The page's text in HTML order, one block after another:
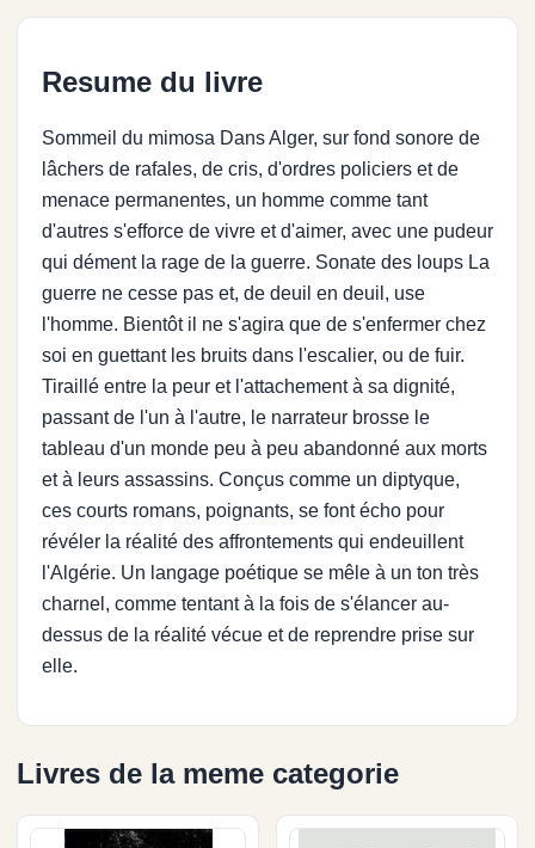
Resume du livre
Sommeil du mimosa Dans Alger, sur fond sonore de
lâchers de rafales, de cris, d'ordres policiers et de
menace permanentes, un homme comme tant
d'autres s'efforce de vivre et d'aimer, avec une pudeur
qui dément la rage de la guerre. Sonate des loups La
guerre ne cesse pas et, de deuil en deuil, use
l'homme. Bientôt il ne s'agira que de s'enfermer chez
soi en guettant les bruits dans l'escalier, ou de fuir.
Tiraillé entre la peur et l'attachement à sa dignité,
passant de l'un à l'autre, le narrateur brosse le
tableau d'un monde peu à peu abandonné aux morts
et à leurs assassins. Conçus comme un diptyque,
ces courts romans, poignants, se font écho pour
révéler la réalité des affrontements qui endeuillent
l'Algérie. Un langage poétique se mêle à un ton très
charnel, comme tentant à la fois de s'élancer au-
dessus de la réalité vécue et de reprendre prise sur
elle.
Livres de la meme categorie